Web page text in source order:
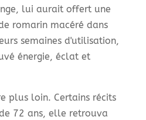
lui aurait offert une
romarin macéré dans
semaines d'utilisation,
énergie, éclat et
plus loin. Certains récits
72 ans, elle retrouva